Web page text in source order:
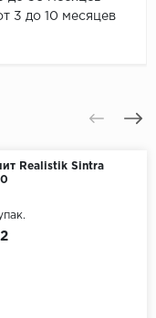
3 до 10 месяцев
Realistik Sintra